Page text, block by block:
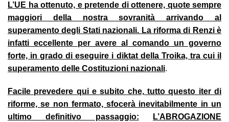
L’UE ha ottenuto, e pretende di ottenere, quote sempre
maggiori della nostra sovranità arrivando al
superamento degli Stati nazionali. La riforma di Renzi è
infatti eccellente per avere al comando un governo
forte, in grado di eseguire i diktat della Troika, tra cui il
superamento delle Costituzioni nazionali.
Facile prevedere qui e subito che, tutto questo iter di
riforme, se non fermato, sfocerà inevitabilmente in un
ultimo definitivo passaggio:
L’ABROGAZIONE